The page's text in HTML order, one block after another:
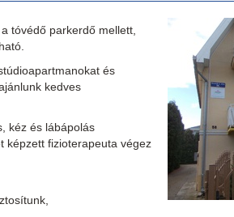
tóvédő parkerdő mellett,
és
kedves
kéz és lábápolás
képzett fizioterapeuta végez